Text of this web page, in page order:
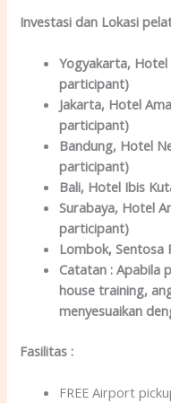
Investasi dan Lokasi
Yogyakarta, Hotel
participant)
Jakarta, Hotel
participant)
Bandung, Hotel
participant)
Bali, Hotel Ibis
Surabaya, Hotel
participant)
Lombok, Sentosa
Catatan : Apabila
house training,
menyesuaikan
Fasilitas :
FREE Airport